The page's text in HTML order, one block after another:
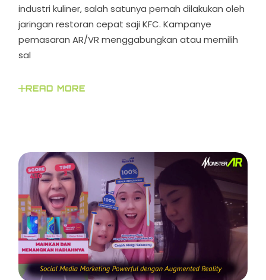
industri kuliner, salah satunya pernah dilakukan oleh
jaringan restoran cepat saji KFC. Kampanye
pemasaran AR/VR menggabungkan atau memilih
sal
READ MORE